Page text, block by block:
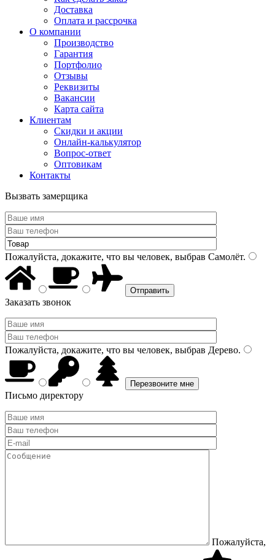
Доставка
Оплата и рассрочка
О компании
Производство
Гарантия
Портфолио
Отзывы
Реквизиты
Вакансии
Карта сайта
Клиентам
Скидки и акции
Онлайн-калькулятор
Вопрос-ответ
Оптовикам
Контакты
Вызвать замерщика
Пожалуйста, докажите, что вы человек, выбрав Самолёт.
Заказать звонок
Пожалуйста, докажите, что вы человек, выбрав Дерево.
Письмо директору
Пожалуйста,